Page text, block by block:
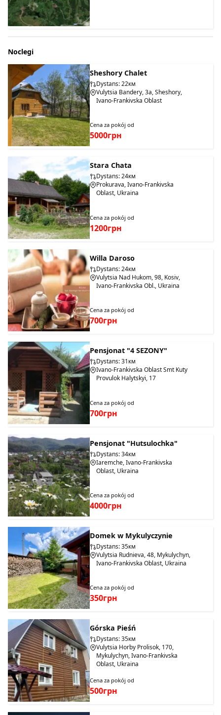
Noclegi
Sheshory Chalet
Dystans: 22км
Vulytsia Bandery, 3a, Sheshory,
Ivano-Frankivska Oblast
Cena za pokój od
5000грн
Stara Chata
Dystans: 24км
Prokurava, Ivano-Frankivska
Oblast, Ukraina
Cena za pokój od
1200грн
Willa Daroso
Dystans: 24км
Vulytsia Nad Hukom, 98, Kosiv,
Ivano-Frankivska Obl., Ukraina
Cena za pokój od
700грн
Pensjonat "4 SEZONY"
Dystans: 31км
Ivano-Frankivska Oblast Smt Kuty
Provulok Halytskyi, 17
Cena za pokój od
700грн
Pensjonat "Hutsulochka"
Dystans: 34км
Iaremche, Ivano-Frankivska
Oblast, Ukraina
Cena za pokój od
4000грн
Domek w Mykulyczynie
Dystans: 35км
Vulytsia Rudnieva, 48, Mykulychyn,
Ivano-Frankivska Oblast, Ukraina
Cena za pokój od
350грн
Górska Pieśń
Dystans: 35км
Vulytsia Horby Prolisok, 170,
Mykulychyn, Ivano-Frankivska
Oblast, Ukraina
Cena za pokój od
500грн